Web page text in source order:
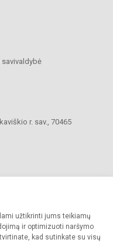
užtikrinti jums teikiamų
ir optimizuoti naršymo
kad sutinkate su visų
r. sav., 70465
Visos teisės saugomos.
sutikimo griežtai draudžiama.